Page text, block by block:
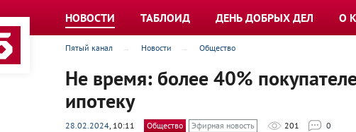
НОВОСТИ ТАБЛОИД ДЕНЬ ДОБРЫХ ДЕЛ О
Пятый канал Новости Общество
Не время: более 40%
ипотеку
28.02.2024, 10:11 Общество Эфирная новость 201 0